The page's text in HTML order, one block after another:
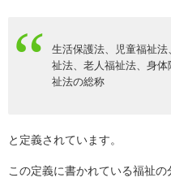
生活保護法、児童福祉
祉法、老人福祉法、身
祉法の総称
と定義されています。
この定義に書かれている福祉